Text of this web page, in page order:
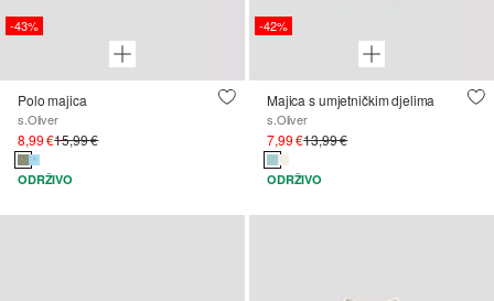
-43%
Polo majica
s.Oliver
8,99 €15,99 €
ODRŽIVO
-42%
Majica s umjetničkim djelima
s.Oliver
7,99 €13,99 €
ODRŽIVO